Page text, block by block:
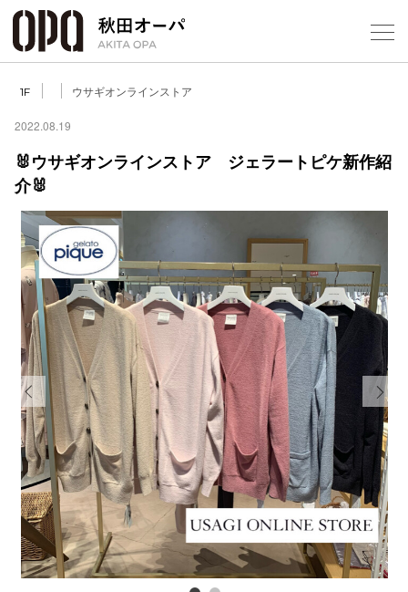
1F ウサギオンラインストア
2022.08.19
🐰ウサギオンラインストア ジェラートピケ新作紹
介🐰
Previous Next
レスト
施設案内
アクセ
スタッ
電話で
公式SNS